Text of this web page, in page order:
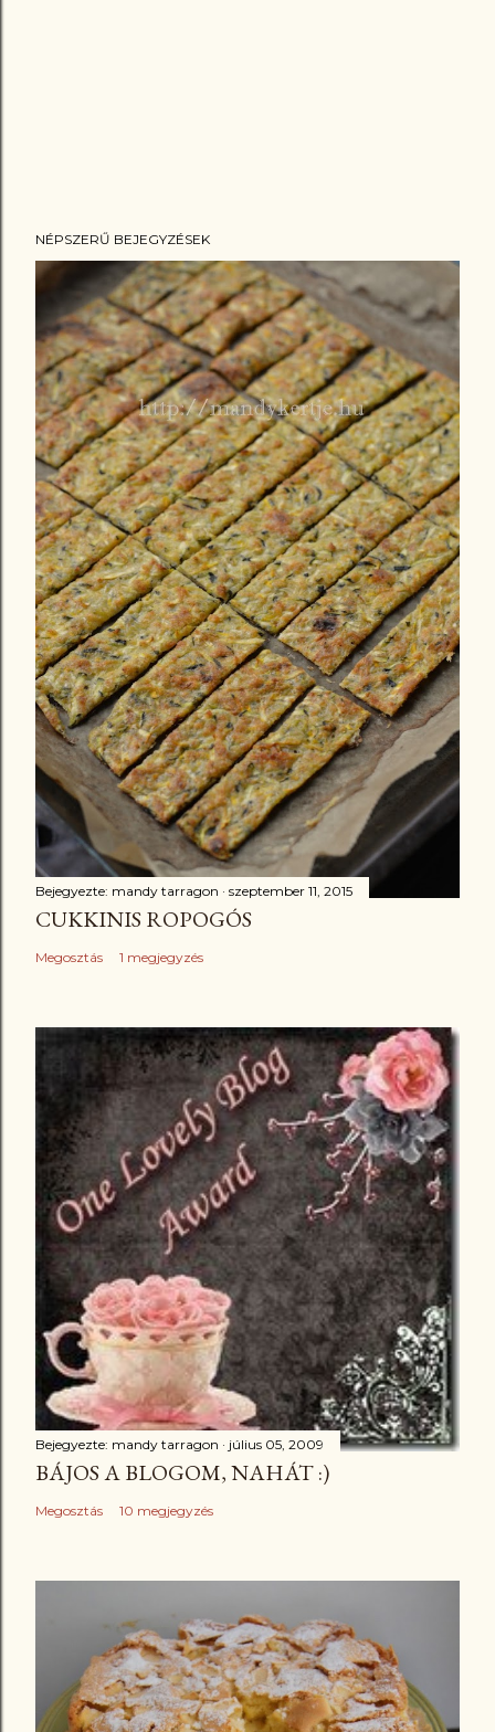
NÉPSZERŰ BEJEGYZÉSEK
Bejegyezte: mandy tarragon szeptember 11, 2015
CUKKINIS ROPOGÓS
Megosztás 1 megjegyzés
Bejegyezte: mandy tarragon július 05, 2009
BÁJOS A BLOGOM, NAHÁT :)
Megosztás 10 megjegyzés